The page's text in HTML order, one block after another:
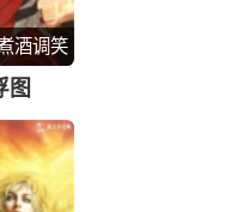
酒调笑
图